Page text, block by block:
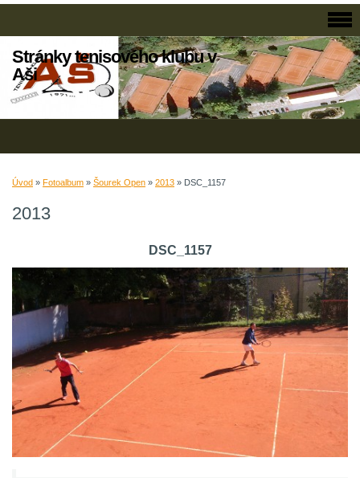
Stránky tenisového klubu v
Aši
Úvod » Fotoalbum » Šourek Open » 2013 » DSC_1157
2013
DSC_1157